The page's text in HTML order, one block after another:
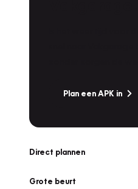
Plan een APK in
Direct plannen
Grote beurt